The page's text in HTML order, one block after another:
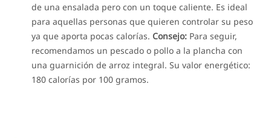
de una ensalada pero con un toque caliente. Es ideal
para aquellas personas que quieren controlar su peso
ya que aporta pocas calorías. Consejo: Para seguir,
recomendamos un pescado o pollo a la plancha con
una guarnición de arroz integral. Su valor energético:
180 calorías por 100 gramos.